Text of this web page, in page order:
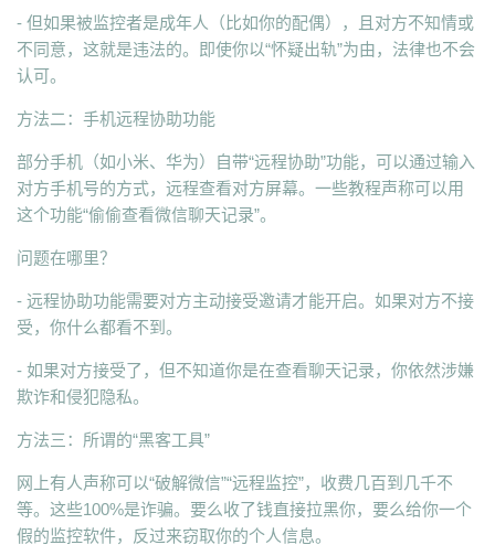
- 但如果被监控者是成年人（比如你的配偶），且对方不知情或
不同意，这就是违法的。即使你以“怀疑出轨”为由，法律也不会
认可。
方法二：手机远程协助功能
部分手机（如小米、华为）自带“远程协助”功能，可以通过输入
对方手机号的方式，远程查看对方屏幕。一些教程声称可以用
这个功能“偷偷查看微信聊天记录”。
问题在哪里？
- 远程协助功能需要对方主动接受邀请才能开启。如果对方不接
受，你什么都看不到。
- 如果对方接受了，但不知道你是在查看聊天记录，你依然涉嫌
欺诈和侵犯隐私。
方法三：所谓的“黑客工具”
网上有人声称可以“破解微信”“远程监控”，收费几百到几千不
等。这些100%是诈骗。要么收了钱直接拉黑你，要么给你一个
假的监控软件，反过来窃取你的个人信息。